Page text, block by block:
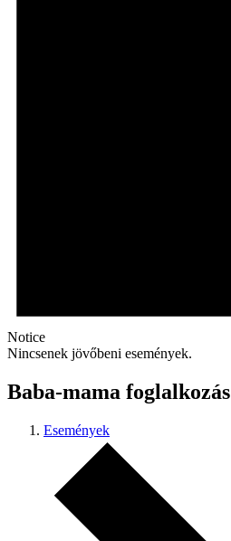
Notice
Nincsenek jövőbeni események.
Baba-mama foglalkozás
Események